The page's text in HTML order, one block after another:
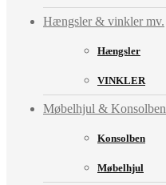
Hængsler & vinkler mv.
Hængsler
VINKLER
Møbelhjul & Konsolben
Konsolben
Møbelhjul